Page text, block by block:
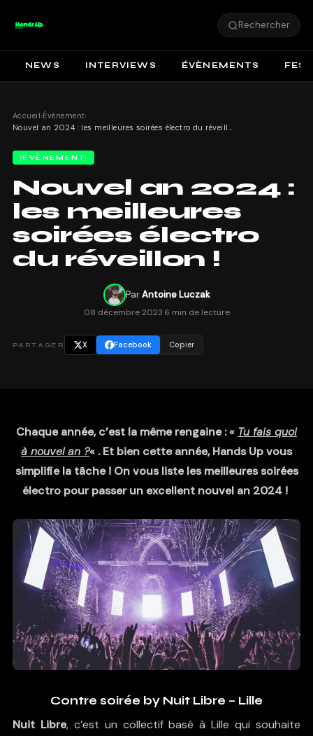
Rechercher
NEWS INTERVIEWS ÉVÈNEMENTS
Accueil›Évènement›
Nouvel an 2024 : les meilleures soirées électro du réveillon !
ÉVÈNEMENT
Nouvel an 2024 :
les meilleures
soirées électro
du réveillon !
ParAntoine Luczak
08 décembre 2023 6 min de lecture
PARTAGER X Facebook Copier
Chaque année, c’est la même rengaine : « Tu fais quoi
à nouvel an ?« . Et bien cette année, Hands Up vous
simplifie la tâche ! On vous liste les meilleures soirées
électro pour passer un excellent nouvel an 2024 !
Contre soirée by Nuit Libre – Lille
Nuit Libre, c’est un collectif basé à Lille qui souhaite